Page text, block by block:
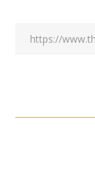
ทั้งนี้บริษัท
Designer
ออกแบบรุ่นใ
สร้างสรรค์ใน
อาเซียนอีกด้
นักศึกษาจากส
ได้แก่ ทีม
ทีม P.M.A.B,